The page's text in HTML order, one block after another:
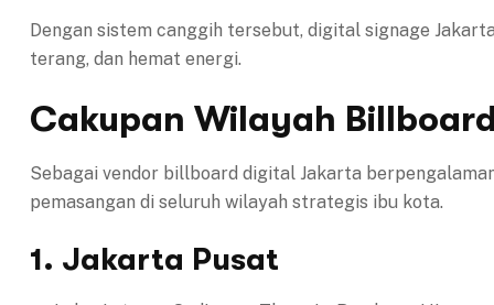
Dengan sistem canggih tersebut, digital signage
terang, dan hemat energi.
Cakupan Wilayah
Sebagai vendor billboard digital Jakarta
pemasangan di seluruh wilayah strategis ibu kota.
1. Jakarta Pusat